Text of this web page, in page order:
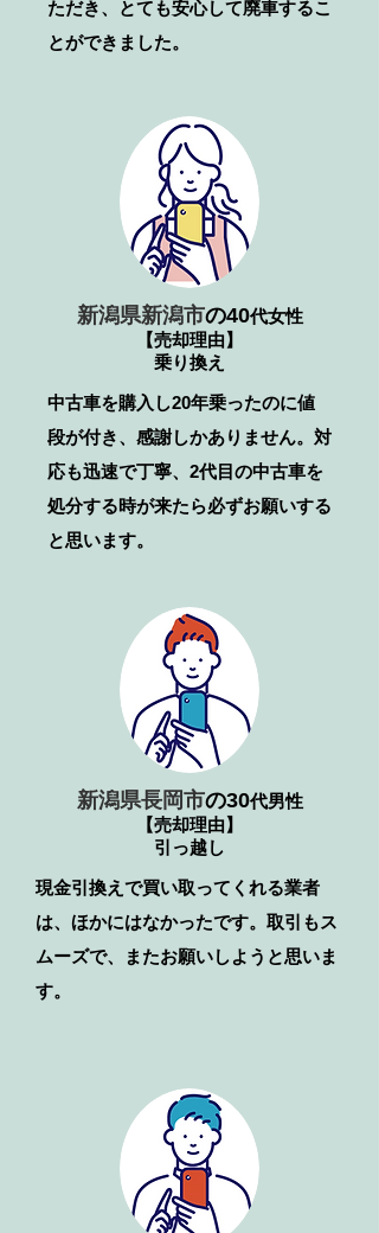
ただき、とても安心して廃車するこ
とができました。
新潟県新潟市の40代女性
【売却理由】
乗り換え
中古車を購入し20年乗ったのに値
段が付き、感謝しかありません。対
応も迅速で丁寧、2代目の中古車を
処分する時が来たら必ずお願いする
と思います。
新潟県長岡市の30代男性
【売却理由】
引っ越し
​現金引換えで買い取ってくれる業者
は、ほかにはなかったです。取引もス
ムーズで、またお願いしようと思いま
す。